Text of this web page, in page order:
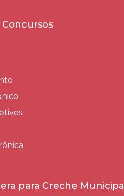
Concursos
para Creche Municipal